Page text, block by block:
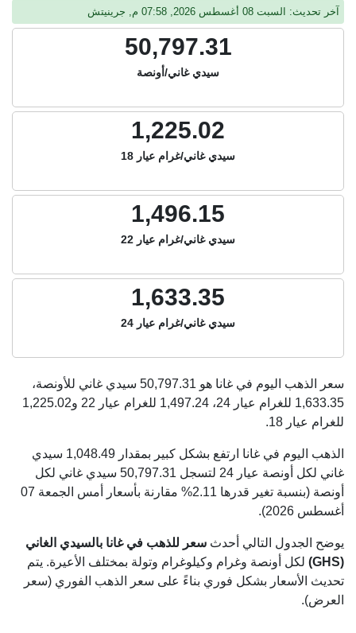
آخر تحديث: السبت 08 أغسطس 2026, 07:58 م, جرينيتش
50,797.31
سيدي غاني/أونصة
1,225.02
سيدي غاني/غرام عيار 18
1,496.15
سيدي غاني/غرام عيار 22
1,633.35
سيدي غاني/غرام عيار 24
سعر الذهب اليوم في غانا هو 50,797.31 سيدي غاني للأونصة،
1,633.35 للغرام عيار 24، 1,497.24 للغرام عيار 22 و
1,225.02
للغرام عيار 18.
الذهب اليوم في غانا ارتفع بشكل كبير بمقدار 1,048.49 سيدي
غاني لكل أونصة عيار 24 لتسجل 50,797.31 سيدي غاني لكل
أونصة (بنسبة تغير قدرها 2.11% مقارنة بأسعار أمس الجمعة 07
أغسطس 2026).
يوضح الجدول التالي أحدث سعر للذهب في غانا بالسيدي الغاني
(GHS)
لكل أونصة وغرام وكيلوغرام وتولة بمختلف الأعيرة. يتم
تحديث الأسعار بشكل فوري بناءً على سعر الذهب الفوري (سعر
العرض).